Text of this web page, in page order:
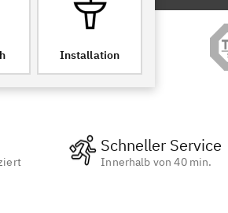
Installation
Schneller Service
Innerhalb von 40 min.